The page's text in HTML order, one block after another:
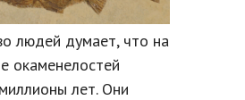
людей думает, что на
окаменелостей
лет. Они